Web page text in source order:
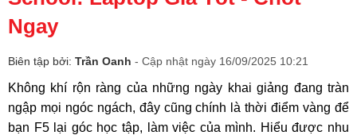
Ngay
Biên tập bởi: Trần Oanh - Cập nhật ngày 16/09/2025 10:21
Không khí rộn ràng của những ngày khai giảng đang tràn
ngập mọi ngóc ngách, đây cũng chính là thời điểm vàng để
bạn F5 lại góc học tập, làm việc của mình. Hiểu được nhu